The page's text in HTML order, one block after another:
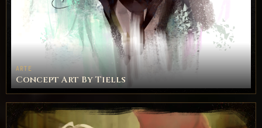
ARTE
Concept Art By Tiells